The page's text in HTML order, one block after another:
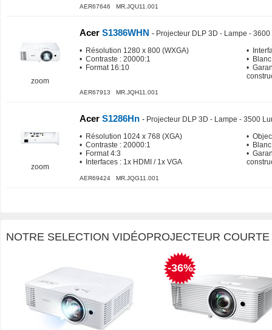
AER67646 MR.JQU11.001
zoom
Acer S1386WHN - Projecteur DLP 3D - Lampe -
• Résolution 1280 x 800 (WXGA)
• Contraste : 20000:1
• Format 16:10
•
• Blanc
•
AER67913 MR.JQH11.001
zoom
Acer S1286Hn - Projecteur DLP 3D - Lampe - 3500
• Résolution 1024 x 768 (XGA)
• Contraste : 20000:1
• Format 4:3
• Interfaces : 1x HDMI / 1x VGA
•
• Blanc
•
AER69424 MR.JQG11.001
NOTRE SELECTION VIDÉOPROJECTEUR
-36%